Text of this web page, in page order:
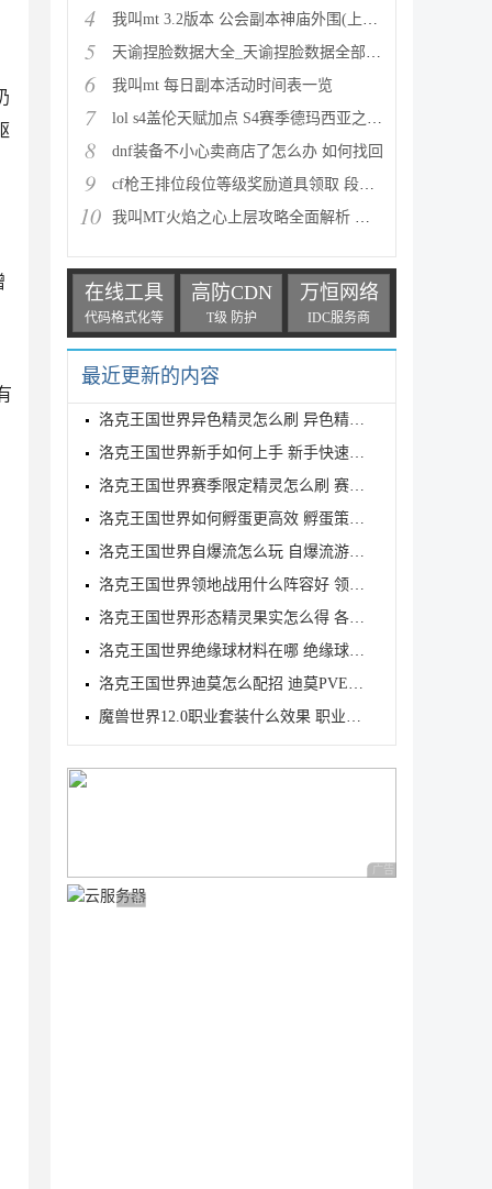
4 我叫mt 3.2版本 公会副本神庙外围(上层)攻略心得
5 天谕捏脸数据大全_天谕捏脸数据全部汇总
6 我叫mt 每日副本活动时间表一览
7 lol s4盖伦天赋加点 S4赛季德玛西亚之力符文与出装推
8 dnf装备不小心卖商店了怎么办 如何找回
9 cf枪王排位段位等级奖励道具领取 段位等级奖励大全
10 我叫MT火焰之心上层攻略全面解析 挑战拉格罗斯
在线工具
代码格式化等
高防CDN
T级 防护
万恒网络
IDC服务商
最近更新的内容
洛克王国世界异色精灵怎么刷 异色精灵高效刷取指南
洛克王国世界新手如何上手 新手快速入门教学
洛克王国世界赛季限定精灵怎么刷 赛季限定奇遇精灵刷
洛克王国世界如何孵蛋更高效 孵蛋策略分享
洛克王国世界自爆流怎么玩 自爆流游玩心得
洛克王国世界领地战用什么阵容好 领地战速通阵容推荐
洛克王国世界形态精灵果实怎么得 各形态精灵果实获取
洛克王国世界绝缘球材料在哪 绝缘球材料收集线路攻略
洛克王国世界迪莫怎么配招 迪莫PVE与PVP配招推荐
魔兽世界12.0职业套装什么效果 职业套装一览
广告 商业广告，理性
广告 商业广告，理性选择